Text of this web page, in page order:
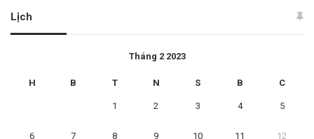
Lịch
Tháng 2 2023
H B T N S B C
1 2 3 4 5
6 7 8 9 10 11 12